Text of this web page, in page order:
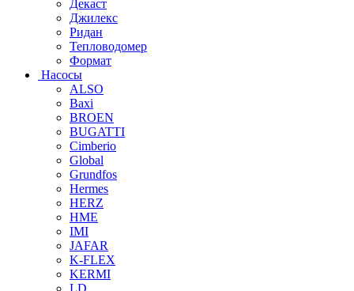
Декаст
Джилекс
Ридан
Тепловодомер
Формат
Насосы
ALSO
Baxi
BROEN
BUGATTI
Cimberio
Global
Grundfos
Hermes
HERZ
HME
IMI
JAFAR
K-FLEX
KERMI
LD